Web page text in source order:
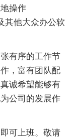
操作
其他大众办公软
有序的工作节
，富有团队配
诚希望能够有
公司的发展作
可上班。敬请